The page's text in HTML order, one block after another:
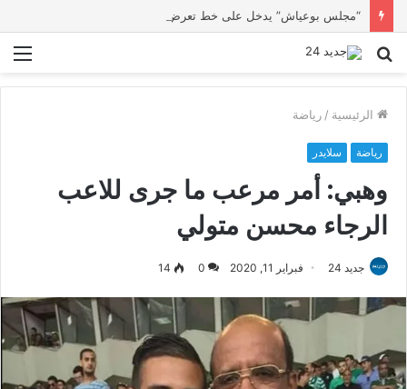
بحث
الرئيسية / رياضة
رياضة سلايدر
وهبي: أمر مرعب ما جرى للاعب
الرجاء محسن متولي
جديد 24 فبراير 11, 2020 0
14